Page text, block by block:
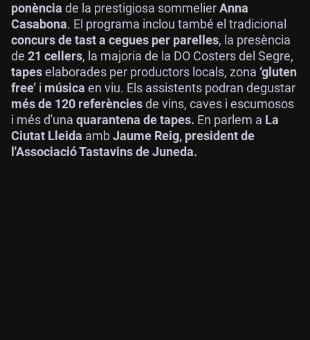
ponència de la prestigiosa sommelierAnna
Casabona. El programa inclou també el tradicional
concurs de tast a cegues per parelles, la presència
de 21 cellers, la majoria de la DO Costers del Segre,
tapeselaborades per productors locals, zona ‘gluten
free’ i música en viu. Els assistents podran degustar
més de 120 referènciesde vins, caves i escumosos
i més d'una quarantena de tapes. En parlem a La
Ciutat Lleida ambJaume Reig, president de
l'Associació Tastavins de Juneda.